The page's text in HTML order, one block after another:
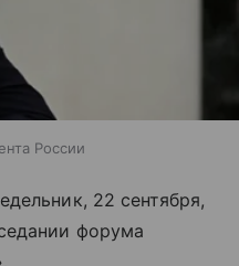
России
22 сентября,
форума